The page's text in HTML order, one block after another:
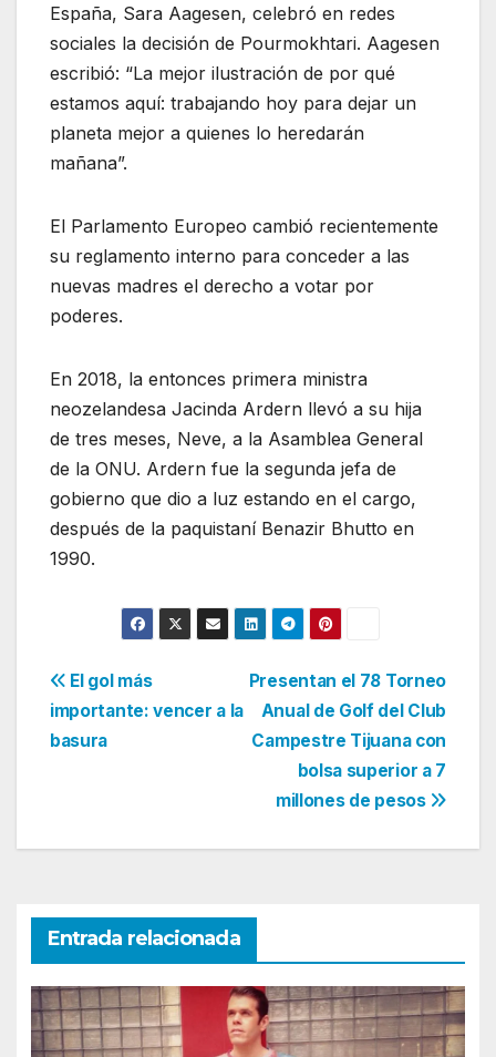
España, Sara Aagesen, celebró en redes
sociales la decisión de Pourmokhtari. Aagesen
escribió: “La mejor ilustración de por qué
estamos aquí: trabajando hoy para dejar un
planeta mejor a quienes lo heredarán
mañana”.
El Parlamento Europeo cambió recientemente
su reglamento interno para conceder a las
nuevas madres el derecho a votar por
poderes.
En 2018, la entonces primera ministra
neozelandesa Jacinda Ardern llevó a su hija
de tres meses, Neve, a la Asamblea General
de la ONU. Ardern fue la segunda jefa de
gobierno que dio a luz estando en el cargo,
después de la paquistaní Benazir Bhutto en
1990.
Navegación
de
Presentan el 78 Torneo
Anual de Golf del Club
Campestre Tijuana con
bolsa superior a 7
millones de pesos
El gol más
importante: vencer a la
basura
Entrada relacionada